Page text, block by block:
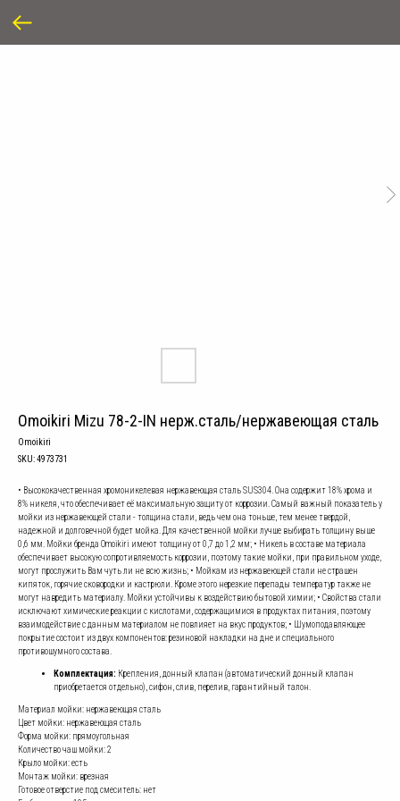
Omoikiri Mizu 78-2-IN нерж.сталь/нержавеющая сталь
Omoikiri
SKU:4973731
• Высококачественная хромоникелевая нержавеющая сталь SUS304. Она содержит 18% хрома и
8% никеля, что обеспечивает её максимальную защиту от коррозии. Самый важный показатель у
мойки из нержавеющей стали - толщина стали, ведь чем она тоньше, тем менее твердой,
надежной и долговечной будет мойка. Для качественной мойки лучше выбирать толщину выше
0,6 мм. Мойки бренда Omoikiri имеют толщину от 0,7 до 1,2 мм; • Никель в составе материала
обеспечивает высокую сопротивляемость коррозии, поэтому такие мойки, при правильном уходе,
могут прослужить Вам чуть ли не всю жизнь; • Мойкам из нержавеющей стали не страшен
кипяток, горячие сковородки и кастрюли. Кроме этого нерезкие перепады температур также не
могут навредить материалу. Мойки устойчивы к воздействию бытовой химии; • Свойства стали
исключают химические реакции с кислотами, содержащимися в продуктах питания, поэтому
взаимодействие с данным материалом не повлияет на вкус продуктов; • Шумоподавляющее
покрытие состоит из двух компонентов: резиновой накладки на дне и специального
противошумного состава.
Комплектация: Крепления, донный клапан (автоматический донный клапан
приобретается отдельно), сифон, слив, перелив, гарантийный талон.
Материал мойки: нержавеющая сталь
Цвет мойки: нержавеющая сталь
Форма мойки: прямоугольная
Количество чаш мойки: 2
Крыло мойки: есть
Монтаж мойки: врезная
Готовое отверстие под смеситель: нет